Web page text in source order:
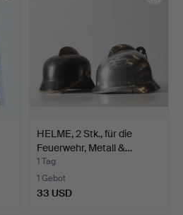
HELME, 2 Stk., für die
Feuerwehr, Metall &…
1 Tag
1 Gebot
33 USD